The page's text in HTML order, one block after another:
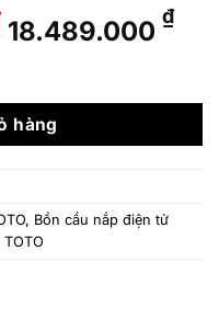
Giá
gốc
22.886.000 ₫.
18.489.000 ₫Giá
là:
tích hợp nắp rửa điện
hàng
, Bồn cầu nắp điện tử